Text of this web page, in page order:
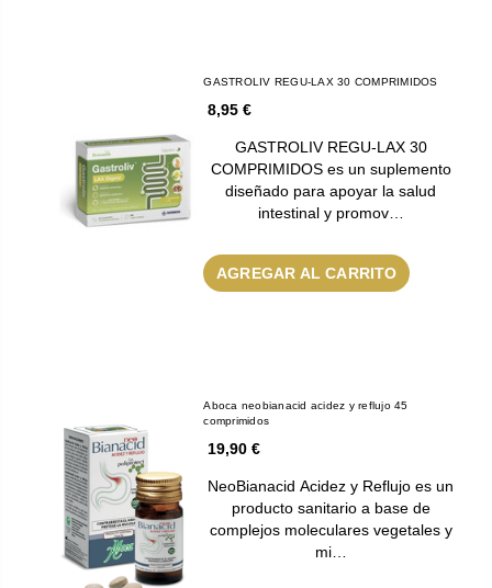
GASTROLIV REGU-LAX 30 COMPRIMIDOS
8,95 €
GASTROLIV REGU-LAX 30
COMPRIMIDOS es un suplemento
diseñado para apoyar la salud
intestinal y promov…
AGREGAR AL CARRITO
Aboca neobianacid acidez y reflujo 45
comprimidos
19,90 €
NeoBianacid Acidez y Reflujo es un
producto sanitario a base de
complejos moleculares vegetales y
mi…